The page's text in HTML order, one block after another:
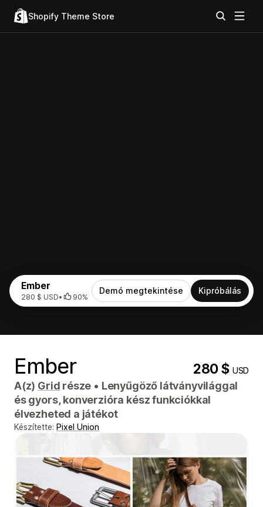
Shopify Theme Store
Ember
280 $ USD• 90%
Demó megtekintése Kipróbálás
Ember 280 $USD
A(z) Grid része • Lenyűgöző látványvilággal
és gyors, konverzióra kész funkciókkal
élvezheted a játékot
Készítette: Pixel Union